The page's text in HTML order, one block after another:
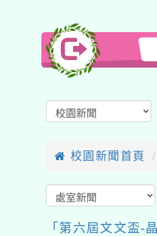
校園新聞首頁
「第六屆文文盃-